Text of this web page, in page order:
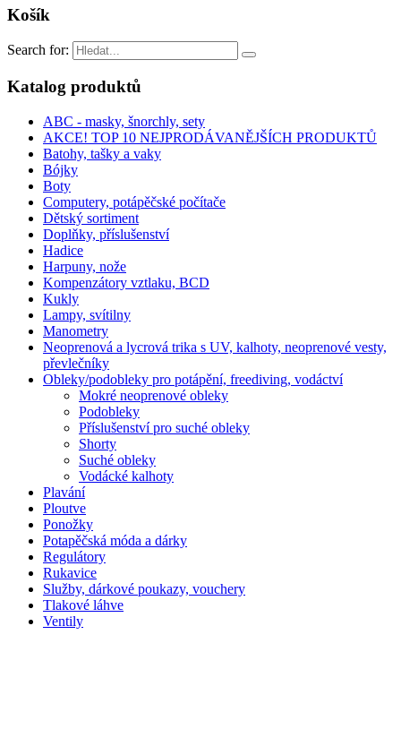
Košík
Search for:
Katalog produktů
ABC - masky, šnorchly, sety
AKCE! TOP 10 NEJPRODÁVANĚJŠÍCH PRODUKTŮ
Batohy, tašky a vaky
Bójky
Boty
Computery, potápěčské počítače
Dětský sortiment
Doplňky, příslušenství
Hadice
Harpuny, nože
Kompenzátory vztlaku, BCD
Kukly
Lampy, svítilny
Manometry
Neoprenová a lycrová trika s UV, kalhoty, neoprenové vesty,
převlečníky
Obleky/podobleky pro potápění, freediving, vodáctví
Mokré neoprenové obleky
Podobleky
Příslušenství pro suché obleky
Shorty
Suché obleky
Vodácké kalhoty
Plavání
Ploutve
Ponožky
Potapěčská móda a dárky
Regulátory
Rukavice
Služby, dárkové poukazy, vouchery
Tlakové láhve
Ventily